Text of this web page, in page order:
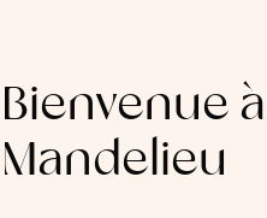
Bienvenue
Mandelieu